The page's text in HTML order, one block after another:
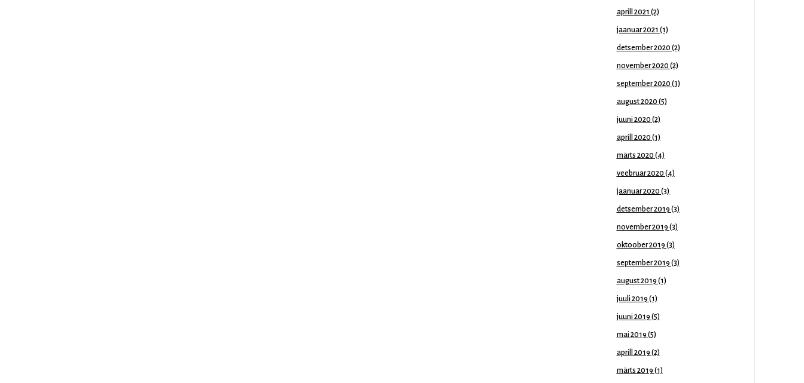
aprill 2021 (2)
jaanuar 2021 (1)
detsember 2020 (2)
november 2020 (2)
september 2020 (3)
august 2020 (5)
juuni 2020 (2)
aprill 2020 (1)
märts 2020 (4)
veebruar 2020 (4)
jaanuar 2020 (3)
detsember 2019 (3)
november 2019 (3)
oktoober 2019 (3)
september 2019 (3)
august 2019 (1)
juuli 2019 (1)
juuni 2019 (5)
mai 2019 (5)
aprill 2019 (2)
märts 2019 (1)